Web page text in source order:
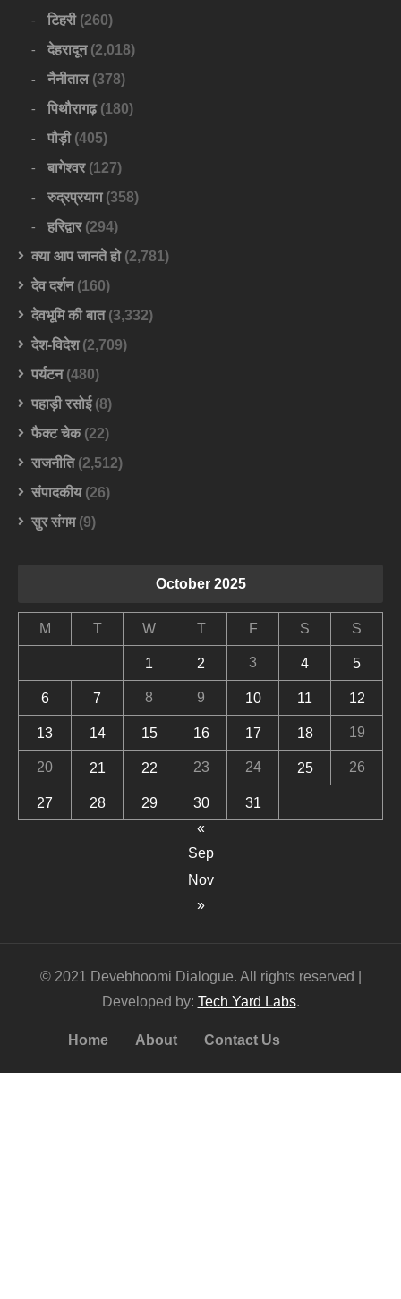
टिहरी(260)
देहरादून(2,018)
नैनीताल(378)
पिथौरागढ़(180)
पौड़ी(405)
बागेश्वर(127)
रुद्रप्रयाग(358)
हरिद्वार(294)
क्या आप जानते हो(2,781)
देव दर्शन(160)
देवभूमि की बात(3,332)
देश-विदेश(2,709)
पर्यटन(480)
पहाड़ी रसोई(8)
फैक्ट चेक(22)
राजनीति(2,512)
संपादकीय(26)
सुर संगम(9)
October 2025
M T W T F S S
1 2 3 4 5
6 7 8 9 10 11 12
13 14 15 16 17 18 19
20 21 22 23 24 25 26
27 28 29 30
31
«
Sep
Nov
»
© 2021 Devebhoomi Dialogue. All rights reserved |
Developed by: Tech Yard Labs.
Home About Contact Us